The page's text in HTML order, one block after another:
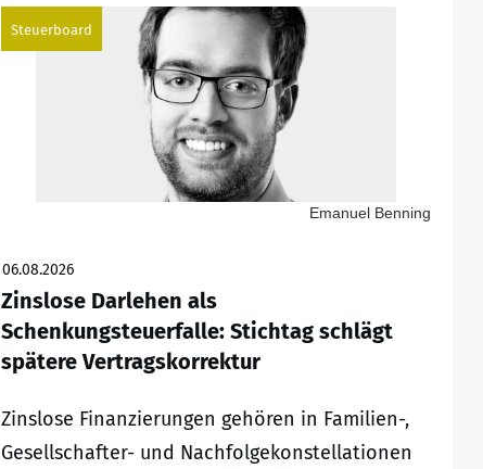
Steuerboard
Emanuel Benning
06.08.2026
Zinslose Darlehen als
Schenkungsteuerfalle: Stichtag schlägt
spätere Vertragskorrektur
Zinslose Finanzierungen gehören in Familien-,
Gesellschafter- und Nachfolgekonstellationen